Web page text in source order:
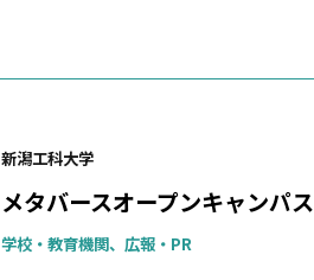
新潟工科大学
メタバースオープンキャンパス
学校・教育機関、広報・PR